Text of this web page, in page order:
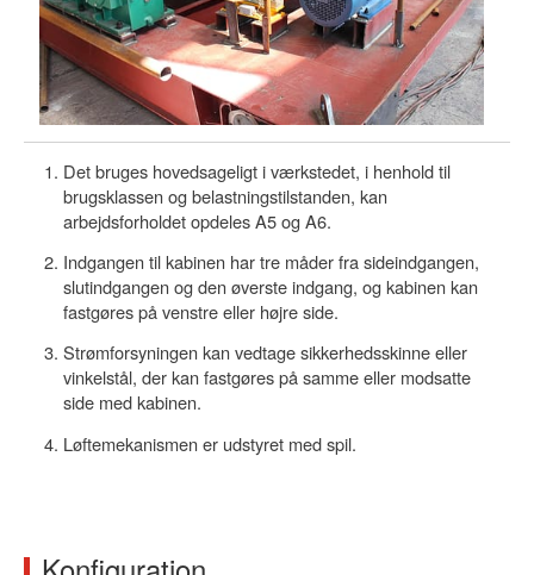
Det bruges hovedsageligt i værkstedet, i henhold til
brugsklassen og belastningstilstanden, kan
arbejdsforholdet opdeles A5 og A6.
Indgangen til kabinen har tre måder fra sideindgangen,
slutindgangen og den øverste indgang, og kabinen kan
fastgøres på venstre eller højre side.
Strømforsyningen kan vedtage sikkerhedsskinne eller
vinkelstål, der kan fastgøres på samme eller modsatte
side med kabinen.
Løftemekanismen er udstyret med spil.